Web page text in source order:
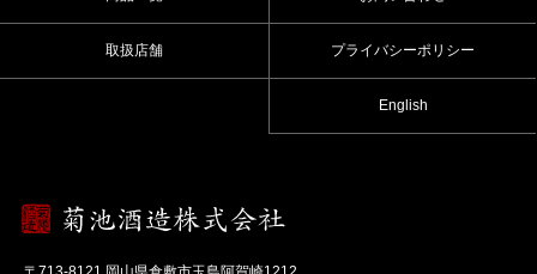
取扱店舗 プライバシーポリシー
English